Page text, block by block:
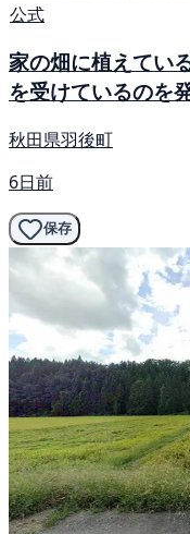
公式
家の畑に植えてい
を受けているのを
秋田県羽後町
6日前
保存